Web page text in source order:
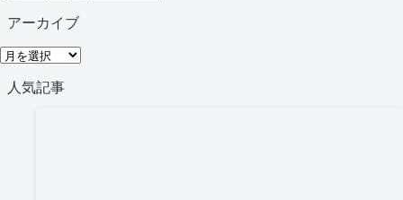
テ
リ
ー
アーカイブ
ア
人気記事